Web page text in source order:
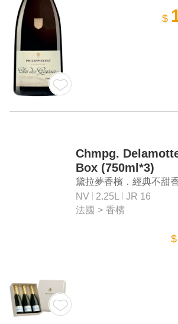
$
Chmpg.
Box (750ml*3)
黛拉夢香檳．經典不甜
（750ml*3）
NV 2.25L
JR 16
法國 > 香檳
$